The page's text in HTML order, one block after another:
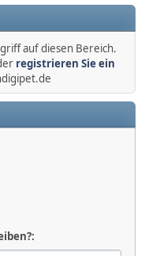
auf diesen Bereich.
registrieren Sie ein